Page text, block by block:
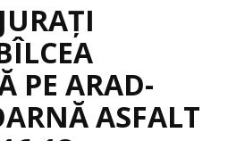
PE ARAD-
ASFALT